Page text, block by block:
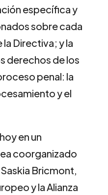
específica y
sobre cada
Directiva; y la
derechos de los
penal: la
y el
en un
coorganizado
Bricmont,
y la Alianza